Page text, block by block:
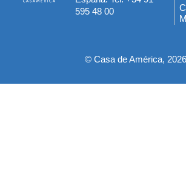
595 48 00
© Casa de América, 2026